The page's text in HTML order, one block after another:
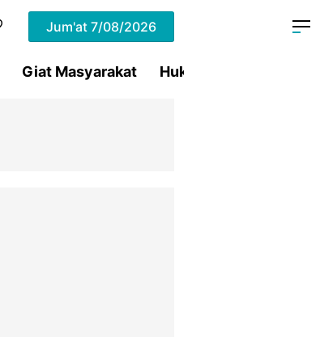
Jum'at 7/08/2026
Giat Masyarakat Hukum